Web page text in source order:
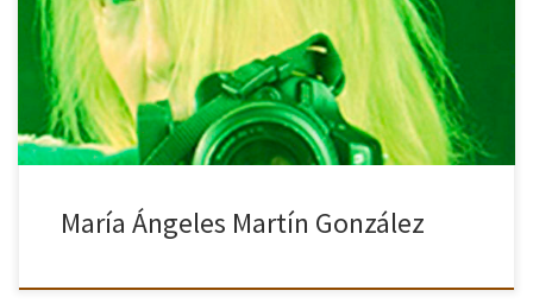
de expresar sus vivencias, estados de ánimo y sentimientos. Hace
años, la fotografía llego a su vida a través de […]
María Ángeles Martín González